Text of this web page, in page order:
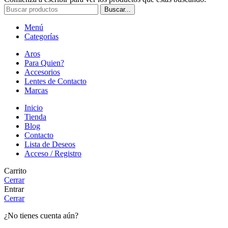
Buscar...
Menú
Categorías
Aros
Para Quien?
Accesorios
Lentes de Contacto
Marcas
Inicio
Tienda
Blog
Contacto
Lista de Deseos
Acceso / Registro
Carrito
Cerrar
Entrar
Cerrar
¿No tienes cuenta aún?